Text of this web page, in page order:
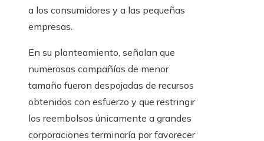
a los consumidores y a las pequeñas
empresas.
En su planteamiento, señalan que
numerosas compañías de menor
tamaño fueron despojadas de recursos
obtenidos con esfuerzo y que restringir
los reembolsos únicamente a grandes
corporaciones terminaría por favorecer